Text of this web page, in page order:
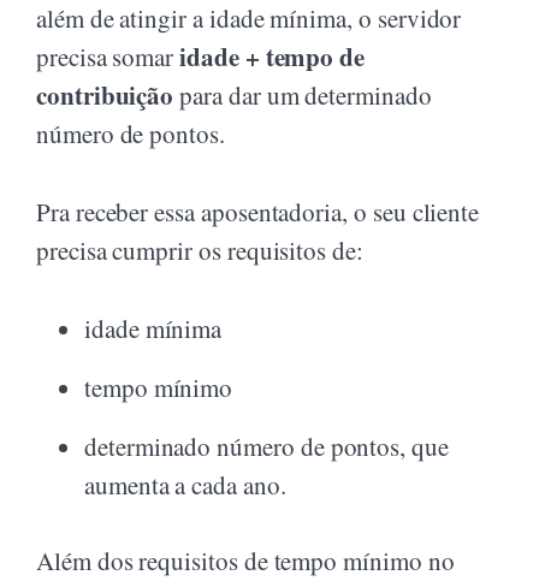
além de atingir a idade mínima, o servidor
precisa somaridade + tempo de
contribuição para dar um determinado
número de pontos.
Pra receber essa aposentadoria, o seu cliente
precisa cumprir os requisitos de:
idade mínima
tempo mínimo
determinado número de pontos, que
aumenta a cada ano.
Além dos requisitos de tempo mínimo no